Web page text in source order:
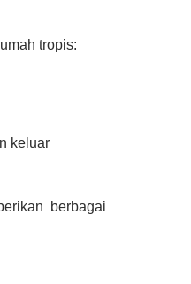
tropis:
keluar
berbagai